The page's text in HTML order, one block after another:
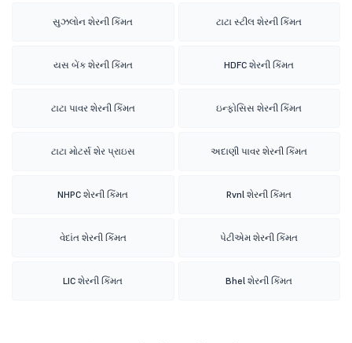
સુઝલોન શેરની કિંમત ટાટા સ્ટીલ શેરની કિંમત
યસ બેંક શેરની કિંમત HDFC શેરની કિંમત
ટાટા પાવર શેરની કિંમત ઇન્ફોસિસ શેરની કિંમત
ટાટા મોટર્સ શેર પ્રાઇસ અદાણી પાવર શેરની કિંમત
NHPC શેરની કિંમત Rvnl શેરની કિંમત
વેદાંત શેરની કિંમત પેટીએમ શેરની કિંમત
LIC શેરની કિંમત Bhel શેરની કિંમત